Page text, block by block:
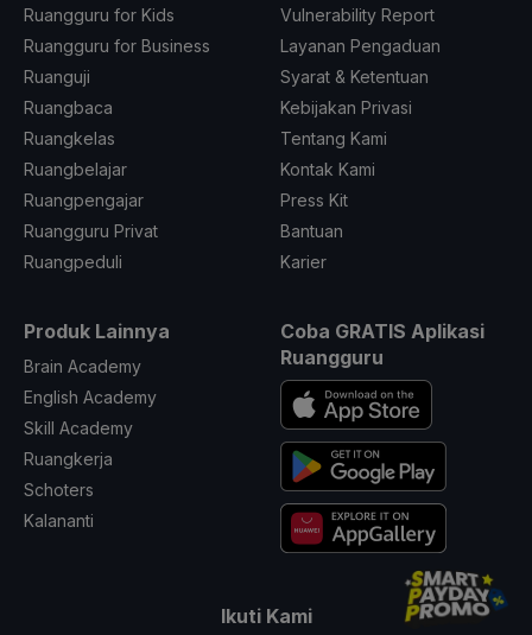
Ruangguru for Kids
Ruangguru for Business
Ruanguji
Ruangbaca
Ruangkelas
Ruangbelajar
Ruangpengajar
Ruangguru Privat
Ruangpeduli
Vulnerability Report
Layanan Pengaduan
Syarat & Ketentuan
Kebijakan Privasi
Tentang Kami
Kontak Kami
Press Kit
Bantuan
Karier
Produk Lainnya
Brain Academy
English Academy
Skill Academy
Ruangkerja
Schoters
Kalananti
Coba GRATIS Aplikasi
Ruangguru
Ikuti Kami